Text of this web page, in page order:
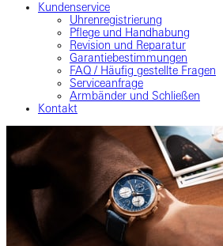
Kundenservice
Uhrenregistrierung
Pflege und Handhabung
Revision und Reparatur
Garantiebestimmungen
FAQ / Häufig gestellte Fragen
Serviceanfrage
Armbänder und Schließen
Kontakt